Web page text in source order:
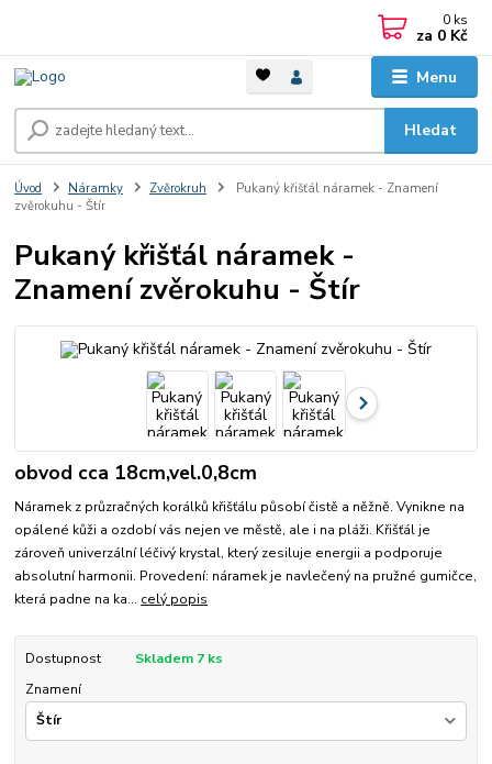
Menu
Hledat
0 ks
za 0 Kč
Úvod Náramky Zvěrokruh
Pukaný křišťál náramek - Znamení
zvěrokuhu - Štír
Pukaný křišťál náramek -
Znamení zvěrokuhu - Štír
obvod cca 18cm,vel.0,8cm
Náramek z průzračných korálků křišťálu působí čistě a něžně. Vynikne na
opálené kůži a ozdobí vás nejen ve městě, ale i na pláži. Křišťál je
zároveň univerzální léčivý krystal, který zesiluje energii a podporuje
absolutní harmonii. Provedení: náramek je navlečený na pružné gumičce,
která padne na ka... celý popis
Dostupnost
Skladem 7 ks
Znamení